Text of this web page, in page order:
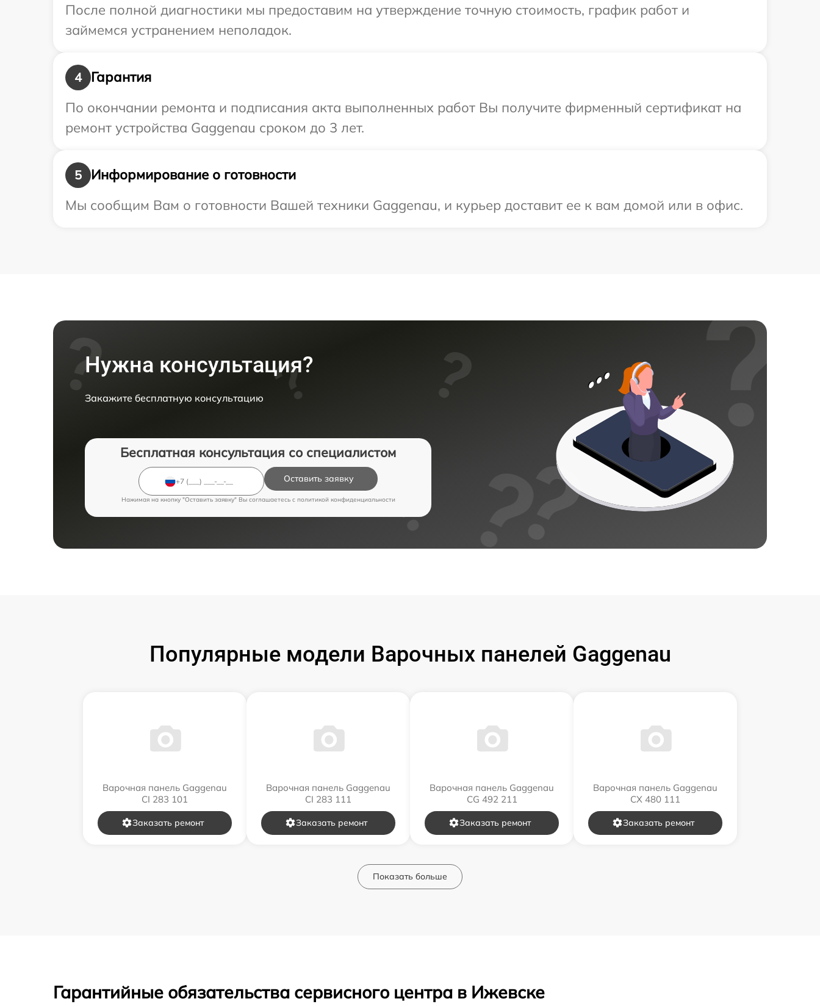
После полной диагностики мы предоставим на утверждение точную стоимость, график работ и
займемся устранением неполадок.
4
Гарантия
По окончании ремонта и подписания акта выполненных работ Вы получите фирменный сертификат на
ремонт устройства Gaggenau сроком до 3 лет.
5
Информирование о готовности
Мы сообщим Вам о готовности Вашей техники Gaggenau, и курьер доставит ее к вам домой или в офис.
Нужна консультация?
Закажите бесплатную консультацию
Бесплатная консультация со специалистом
Оставить заявку
Нажимая на кнопку "Оставить заявку" Вы соглашаетесь c политикой конфиденциальности
Популярные модели Варочных панелей Gaggenau
Варочная панель Gaggenau
CI 283 101
Заказать ремонт
Варочная панель Gaggenau
CI 283 111
Заказать ремонт
Варочная панель Gaggenau
CG 492 211
Заказать ремонт
Варочная панель Gaggenau
CX 480 111
Заказать ремонт
Показать больше
Гарантийные обязательства сервисного центра в Ижевске